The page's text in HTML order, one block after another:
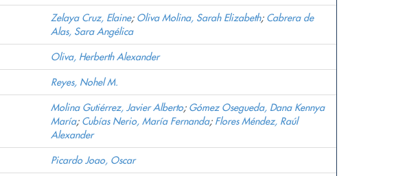
Zelaya Cruz, Elaine; Oliva Molina, Sarah Elizabeth; Cabrera de
Alas, Sara Angélica
Oliva, Herberth Alexander
Reyes, Nohel M.
Molina Gutiérrez, Javier Alberto; Gómez Osegueda, Dana Kennya
María; Cubías Nerio, María Fernanda; Flores Méndez, Raúl
Alexander
Picardo Joao, Oscar